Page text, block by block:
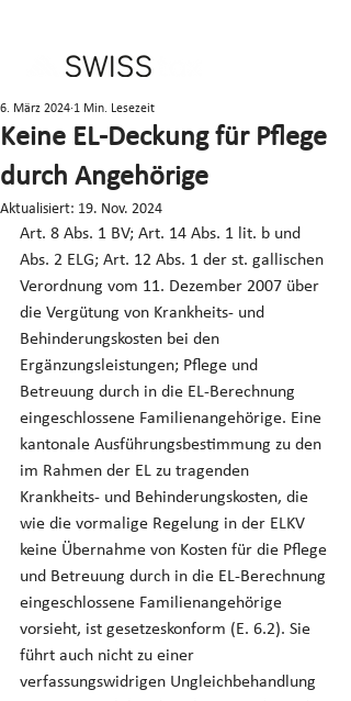
Keine EL-Deckung für Pflege
durch Angehörige
6. März 2024 1 Min. Lesezeit
Aktualisiert: 19. Nov. 2024
Art. 8 Abs. 1 BV; Art. 14 Abs. 1 lit. b und
Abs. 2 ELG; Art. 12 Abs. 1 der st. gallischen
Verordnung vom 11. Dezember 2007 über
die Vergütung von Krankheits- und
Behinderungskosten bei den
Ergänzungsleistungen; Pflege und
Betreuung durch in die EL-Berechnung
eingeschlossene Familienangehörige. Eine
kantonale Ausführungsbestimmung zu den
im Rahmen der EL zu tragenden
Krankheits- und Behinderungskosten, die
wie die vormalige Regelung in der ELKV
keine Übernahme von Kosten für die Pflege
und Betreuung durch in die EL-Berechnung
eingeschlossene Familienangehörige
vorsieht, ist gesetzeskonform (E. 6.2). Sie
führt auch nicht zu einer
verfassungswidrigen Ungleichbehandlung